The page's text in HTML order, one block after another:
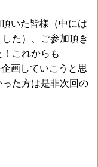
いた皆様（中には
た）、ご参加頂き
これからも
画していこうと思
た方は是非次回の